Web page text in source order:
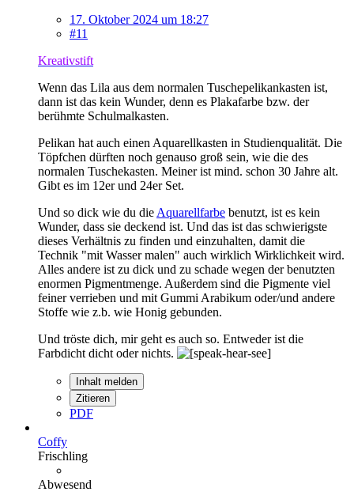
17. Oktober 2024 um 18:27
#11
Kreativstift
Wenn das Lila aus dem normalen Tuschepelikankasten ist,
dann ist das kein Wunder, denn es Plakafarbe bzw. der
berühmte Schulmalkasten.
Pelikan hat auch einen Aquarellkasten in Studienqualität. Die
Töpfchen dürften noch genauso groß sein, wie die des
normalen Tuschekasten. Meiner ist mind. schon 30 Jahre alt.
Gibt es im 12er und 24er Set.
Und so dick wie du die Aquarellfarbe benutzt, ist es kein
Wunder, dass sie deckend ist. Und das ist das schwierigste
dieses Verhältnis zu finden und einzuhalten, damit die
Technik "mit Wasser malen" auch wirklich Wirklichkeit wird.
Alles andere ist zu dick und zu schade wegen der benutzten
enormen Pigmentmenge. Außerdem sind die Pigmente viel
feiner verrieben und mit Gummi Arabikum oder/und andere
Stoffe wie z.b. wie Honig gebunden.
Und tröste dich, mir geht es auch so. Entweder ist die
Farbdicht dicht oder nichts.
Inhalt melden
Zitieren
PDF
Coffy
Frischling
Abwesend